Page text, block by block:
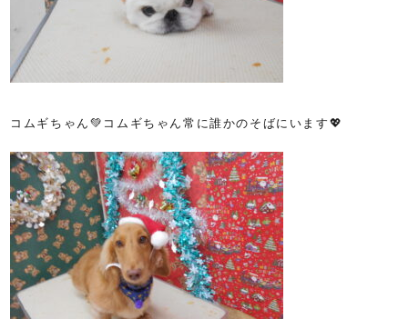
コムギちゃん💚コムギちゃん常に誰かのそばにいます💖